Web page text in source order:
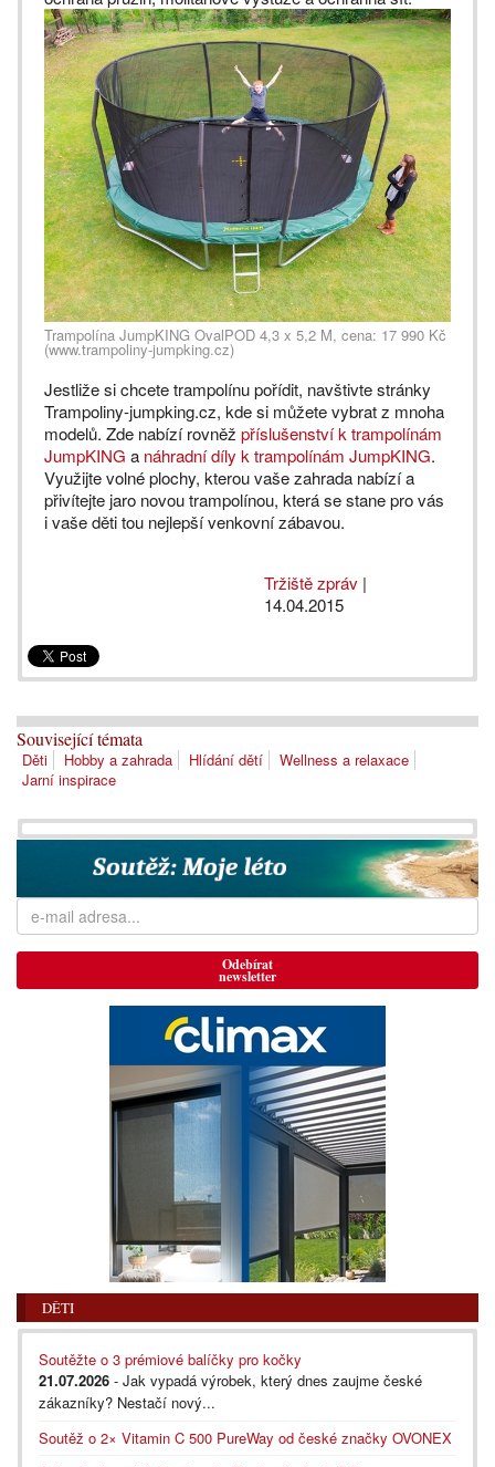
Trampolína JumpKING OvalPOD 4,3 x 5,2 M, cena: 17 990 Kč
(www.trampoliny-jumpking.cz)
Jestliže si chcete trampolínu pořídit, navštivte stránky
Trampoliny-jumpking.cz, kde si můžete vybrat z mnoha
modelů. Zde nabízí rovněž příslušenství k trampolínám
JumpKING a náhradní díly k trampolínám JumpKING.
Využijte volné plochy, kterou vaše zahrada nabízí a
přivítejte jaro novou trampolínou, která se stane pro vás
i vaše děti tou nejlepší venkovní zábavou.
Tržiště zpráv |
14.04.2015
Související témata
Děti Hobby a zahrada Hlídání dětí
Wellness a relaxace
Jarní inspirace
Odebírat
newsletter
DĚTI
Soutěžte o 3 prémiové balíčky pro kočky
21.07.2026 - Jak vypadá výrobek, který dnes zaujme české
zákazníky? Nestačí nový...
Soutěž o 2× Vitamin C 500 PureWay od české značky OVONEX